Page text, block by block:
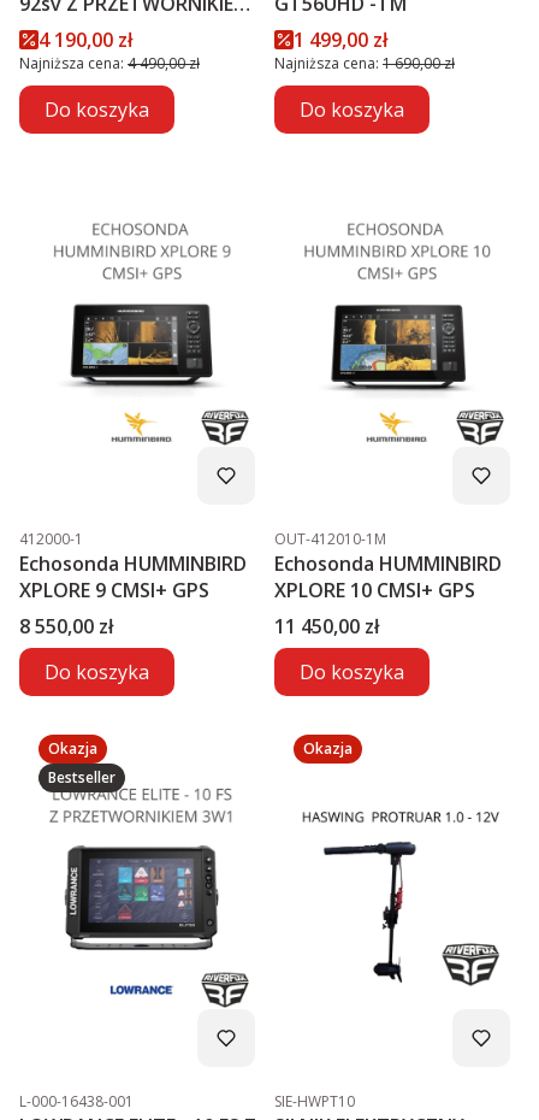
GT56UHD-TM PROMOCJA
Cena promocyjna
4 190,00 zł
Najniższa cena: 4 490,00 zł
Do koszyka
Cena promocyjna
1 499,00 zł
Najniższa cena: 1 690,00 zł
Do koszyka
Kod produktu
412000-1
Echosonda HUMMINBIRD
XPLORE 9 CMSI+ GPS
Cena
8 550,00 zł
Do koszyka
Kod produktu
OUT-412010-1M
Echosonda HUMMINBIRD
XPLORE 10 CMSI+ GPS
Cena
11 450,00 zł
Do koszyka
Okazja
Bestseller
Kod produktu
L-000-16438-001
Okazja
Kod produktu
SIE-HWPT10